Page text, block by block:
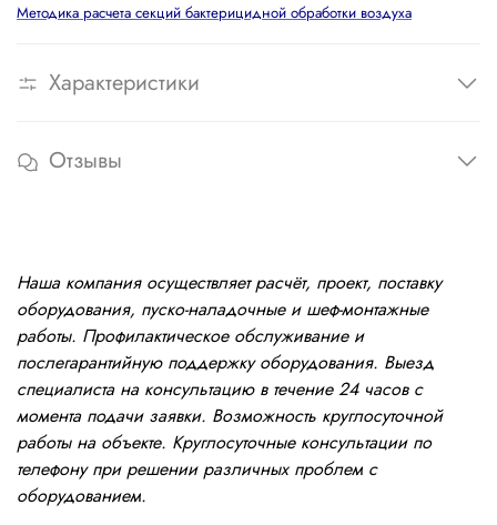
Методика расчета секций бактерицидной обработки воздуха
Характеристики
Отзывы
Наша компания осуществляет расчёт, проект, поставку
оборудования, пуско-наладочные и шеф-монтажные
работы. Профилактическое обслуживание и
послегарантийную поддержку оборудования. Выезд
специалиста на консультацию в течение 24 часов с
момента подачи заявки. Возможность круглосуточной
работы на объекте. Круглосуточные консультации по
телефону при решении различных проблем с
оборудованием.